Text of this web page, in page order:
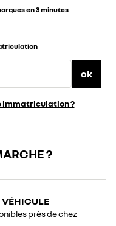
en 3 minutes
ok
immatriculation ?
?
près de chez